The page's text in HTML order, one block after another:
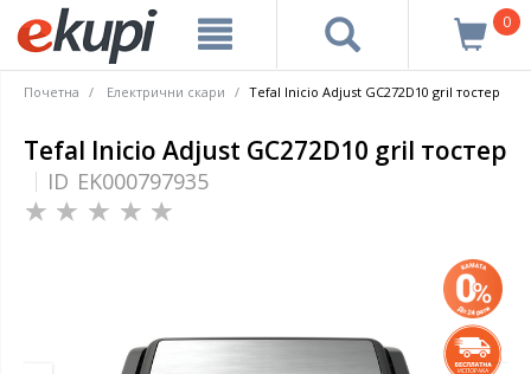
0
Почетна Електрични скари Tefal Inicio Adjust GC272D10 gril тостер
Tefal Inicio Adjust GC272D10 gril тостер
ID EK000797935